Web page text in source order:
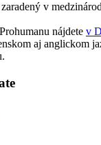
v
nájdete v
aj anglickom